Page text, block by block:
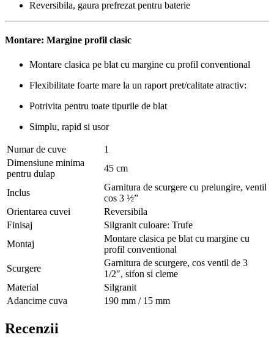
Reversibila, gaura prefrezat pentru baterie
Montare: Margine profil clasic
Montare clasica pe blat cu margine cu profil conventional
Flexibilitate foarte mare la un raport pret/calitate atractiv:
Potrivita pentru toate tipurile de blat
Simplu, rapid si usor
Numar de cuve
1
Dimensiune minima
pentru dulap
45 cm
Inclus
Garnitura de scurgere cu prelungire, ventil
cos 3 ½”
Orientarea cuvei
Reversibila
Finisaj
Silgranit culoare: Trufe
Montaj
Montare clasica pe blat cu margine cu
profil conventional
Scurgere
Garnitura de scurgere, cos ventil de 3
1/2″, sifon si cleme
Material
Silgranit
Adancime cuva
190 mm / 15 mm
Recenzii